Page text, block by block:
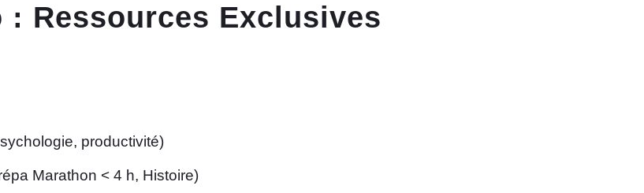
Ressources Exclusives
productivité)
Marathon < 4 h, Histoire)